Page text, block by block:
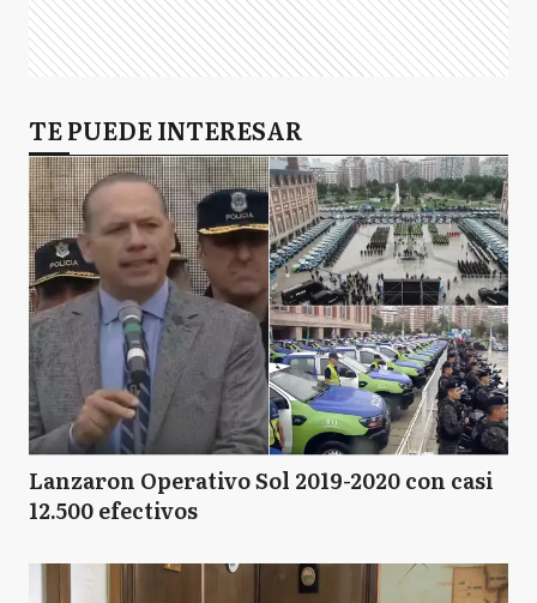
TE PUEDE INTERESAR
Lanzaron Operativo Sol 2019-2020 con casi
12.500 efectivos